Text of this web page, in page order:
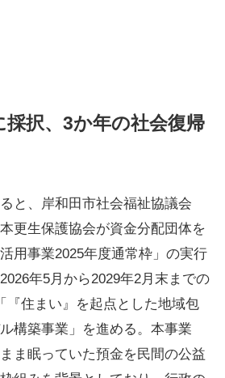
採択、3か年の社会復帰
と、岸和田市社会福祉協議会
更生保護協会が資金分配団体を
用事業2025年度通常枠」の実行
年5月から2029年2月末までの
『住まい』を起点とした地域包
構築事業」を進める。本事業
ま眠っていた預金を民間の公益